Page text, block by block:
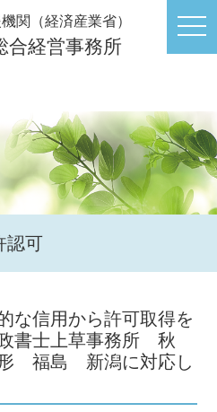
関（経済産業省）
合経営事務所
認可
信用から許可取得を
書士上草事務所 秋
福島 新潟に対応し